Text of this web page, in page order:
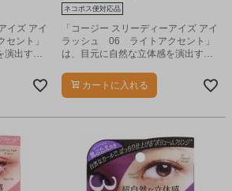
イズ アイ
ント」
演出する
ネコポス便対応品
「コージー スリーディーアイズ アイ
ラッシュ 06 ライトアクセント」
は、目元に自然な立体感を演出する
カートに入れる